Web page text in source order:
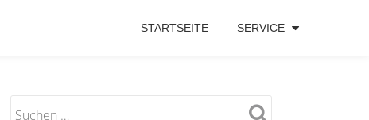
STARTSEITE SERVICE